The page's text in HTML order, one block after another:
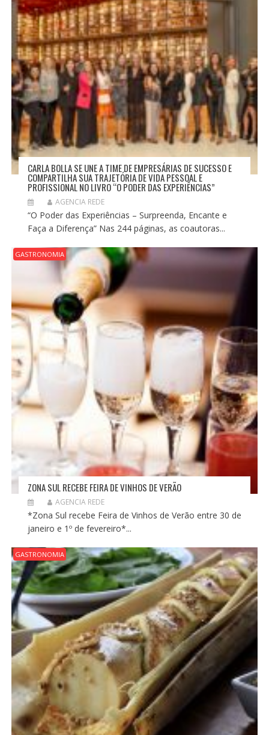
CARLA BOLLA SE UNE A TIME DE EMPRESÁRIAS DE SUCESSO E
COMPARTILHA SUA TRAJETÓRIA DE VIDA PESSOAL E
PROFISSIONAL NO LIVRO “O PODER DAS EXPERIÊNCIAS”
AGENCIA REDE
“O Poder das Experiências – Surpreenda, Encante e
Faça a Diferença” Nas 244 páginas, as coautoras...
GASTRONOMIA
ZONA SUL RECEBE FEIRA DE VINHOS DE VERÃO
AGENCIA REDE
*Zona Sul recebe Feira de Vinhos de Verão entre 30 de
janeiro e 1º de fevereiro*...
GASTRONOMIA